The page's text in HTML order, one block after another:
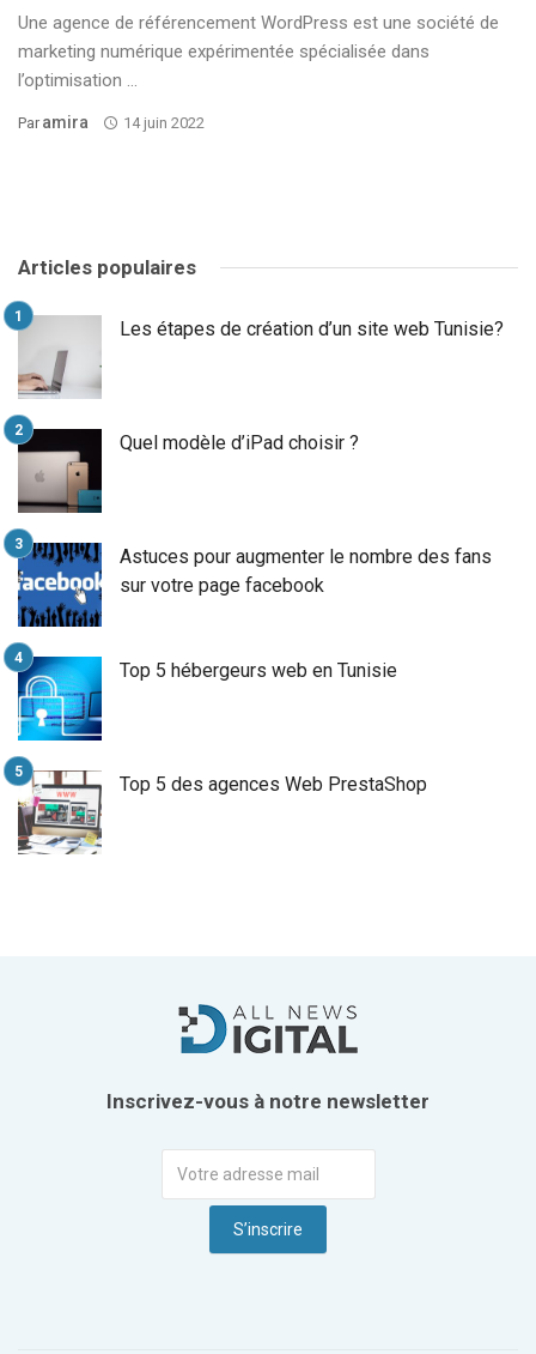
Une agence de référencement WordPress est une société de
marketing numérique expérimentée spécialisée dans
l’optimisation ...
Par Amira 14 juin 2022
Articles populaires
Les étapes de création d’un site web Tunisie?
Quel modèle d’iPad choisir ?
Astuces pour augmenter le nombre des fans
sur votre page facebook
Top 5 hébergeurs web en Tunisie
Top 5 des agences Web PrestaShop
Inscrivez-vous à notre newsletter